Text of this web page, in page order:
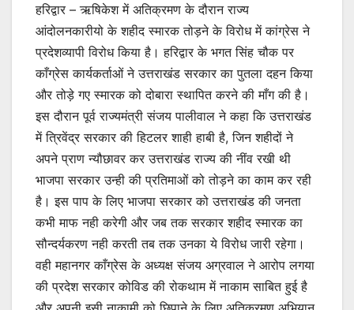
हरिद्वार – ऋषिकेश में अतिक्रमण के दौरान राज्य
आंदोलनकारीयो के शहीद स्मारक तोड़ने के विरोध में कांग्रेस ने
प्रदेशव्यापी विरोध किया है। हरिद्वार के भगत सिंह चौक पर
काँग्रेस कार्यकर्ताओं ने उत्तराखंड सरकार का पुतला दहन किया
और तोड़े गए स्मारक को दोबारा स्थापित करने की माँग की है।
इस दौरान पूर्व राज्यमंत्री संजय पालीवाल ने कहा कि उत्तराखंड
में त्रिवेंद्र सरकार की हिटलर शाही हाबी है, जिन शहीदों ने
अपने प्राण न्यौछावर कर उत्तराखंड राज्य की नींव रखी थी
भाजपा सरकार उन्ही की प्रतिमाओं को तोड़ने का काम कर रही
है। इस पाप के लिए भाजपा सरकार को उत्तराखंड की जनता
कभी माफ नही करेगी और जब तक सरकार शहीद स्मारक का
सौन्दर्यकरण नही करती तब तक उनका ये विरोध जारी रहेगा।
वही महानगर काँग्रेस के अध्यक्ष संजय अग्रवाल ने आरोप लगया
की प्रदेश सरकार कोविड की रोकथाम में नाकाम साबित हुई है